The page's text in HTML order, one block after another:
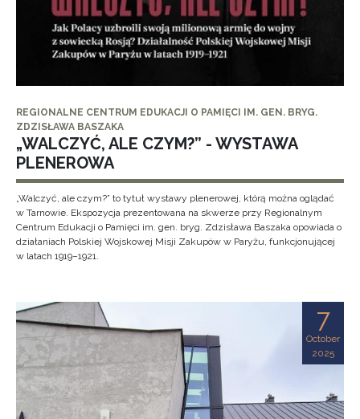
REGIONALNE CENTRUM EDUKACJI O PAMIĘCI IM. GEN. BRYG.
ZDZISŁAWA BASZAKA
„WALCZYĆ, ALE CZYM?” - WYSTAWA
PLENEROWA
„Walczyć, ale czym?” to tytuł wystawy plenerowej, którą można oglądać
w Tarnowie. Ekspozycja prezentowana na skwerze przy Regionalnym
Centrum Edukacji o Pamięci im. gen. bryg. Zdzisława Baszaka opowiada o
działaniach Polskiej Wojskowej Misji Zakupów w Paryżu, funkcjonującej
w latach 1919–1921.
7
October
2025